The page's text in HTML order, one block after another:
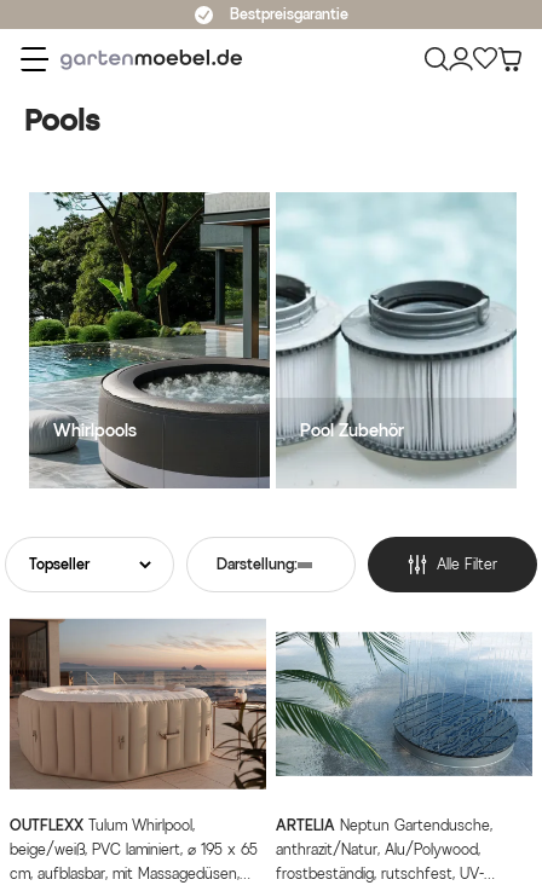
Bestpreisgarantie
Pools
Whirlpools Pool Zubehör
Darstellung: Alle Filter
OUTFLEXX
beige/weiß, PVC laminiert, ⌀ 195 x 65
cm, aufblasbar, mit Massagedüsen,
ARTELIA
anthrazit/Natur, Alu/Polywood,
frostbeständig, rutschfest, UV-